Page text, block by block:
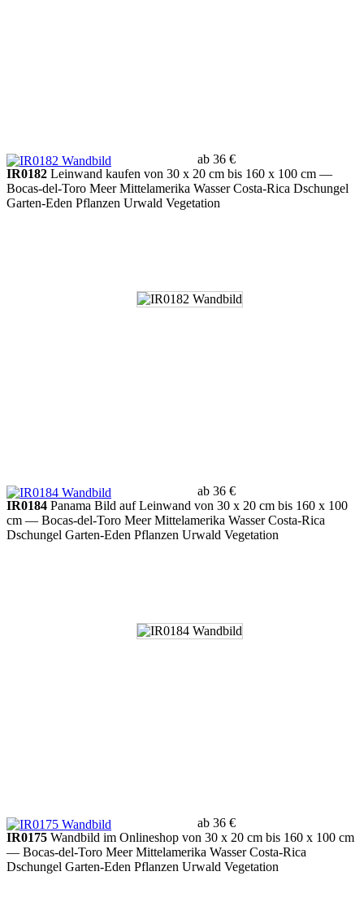
ab 36 €
IR0182 Leinwand kaufen von 30 x 20 cm bis 160 x 100 cm —
Bocas-del-Toro Meer Mittelamerika Wasser Costa-Rica Dschungel
Garten-Eden Pflanzen Urwald Vegetation
ab 36 €
IR0184 Panama Bild auf Leinwand von 30 x 20 cm bis 160 x 100
cm — Bocas-del-Toro Meer Mittelamerika Wasser Costa-Rica
Dschungel Garten-Eden Pflanzen Urwald Vegetation
ab 36 €
IR0175 Wandbild im Onlineshop von 30 x 20 cm bis 160 x 100 cm
— Bocas-del-Toro Meer Mittelamerika Wasser Costa-Rica
Dschungel Garten-Eden Pflanzen Urwald Vegetation